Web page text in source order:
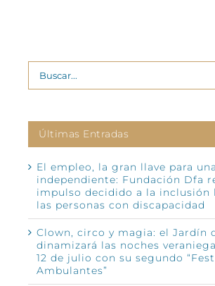
Buscar:
Últimas Entradas
El empleo, la gran llave para
independiente: Fundación Dfa
impulso decidido a la inclusión
las personas con discapacidad
Clown, circo y magia: el Jardín
dinamizará las noches
12 de julio con su segundo
Ambulantes”